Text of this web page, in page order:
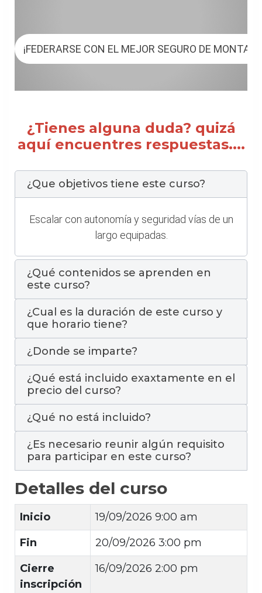
¡FEDERARSE CON EL MEJOR SEGURO DE
¿Tienes alguna duda? quizá
aquí encuentres respuestas....
¿Que objetivos tiene este curso?
Escalar con autonomía y seguridad vías de un
largo equipadas.
¿Qué contenidos se aprenden en
este curso?
¿Cual es la duración de este curso y
que horario tiene?
¿Donde se imparte?
¿Qué está incluido exaxtamente en el
precio del curso?
¿Qué no está incluido?
¿Es necesario reunir algún requisito
para participar en este curso?
Detalles del curso
Inicio
19/09/2026 9:00 am
Fin
20/09/2026 3:00 pm
Cierre
inscripción
16/09/2026 2:00 pm